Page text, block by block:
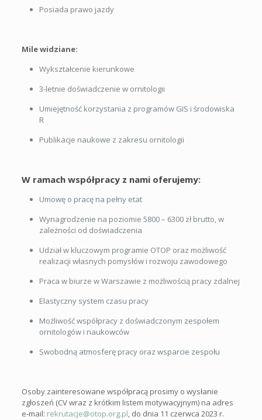
Posiada prawo jazdy
Mile widziane:
Wykształcenie kierunkowe
3-letnie doświadczenie w ornitologii
Umiejętność korzystania z programów GIS i środowiska
R
Publikacje naukowe z zakresu ornitologii
W ramach współpracy z nami oferujemy:
Umowę o pracę na pełny etat
Wynagrodzenie na poziomie 5800 – 6300 zł brutto, w
zależności od doświadczenia
Udział w kluczowym programie OTOP oraz możliwość
realizacji własnych pomysłów i rozwoju zawodowego
Praca w biurze w Warszawie z możliwością pracy zdalnej
Elastyczny system czasu pracy
Możliwość współpracy z doświadczonym zespołem
ornitologów i naukowców
Swobodną atmosferę pracy oraz wsparcie zespołu
Osoby zainteresowane współpracą prosimy o wysłanie
zgłoszeń (CV wraz z krótkim listem motywacyjnym) na adres
e-mail: rekrutacje@otop.org.pl, do dnia 11 czerwca 2023 r.